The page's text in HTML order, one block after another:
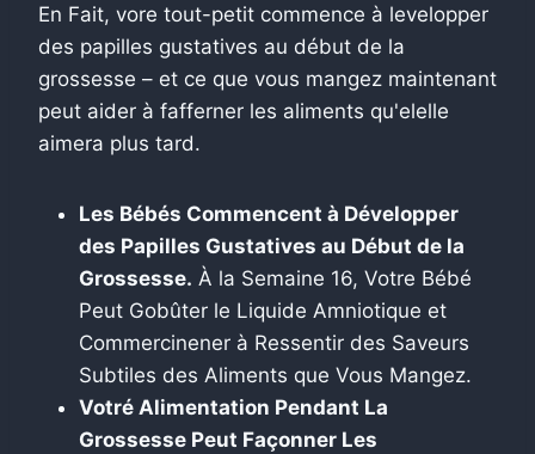
En Fait, vore tout-petit commence à levelopper
des papilles gustatives au début de la
grossesse – et ce que vous mangez maintenant
peut aider à fafferner les aliments qu'elelle
aimera plus tard.
Les Bébés Commencent à Développer
des Papilles Gustatives au Début de la
Grossesse. À la Semaine 16, Votre Bébé
Peut Gobûter le Liquide Amniotique et
Commercinener à Ressentir des Saveurs
Subtiles des Aliments que Vous Mangez.
Votré Alimentation Pendant La
Grossesse Peut Façonner Les